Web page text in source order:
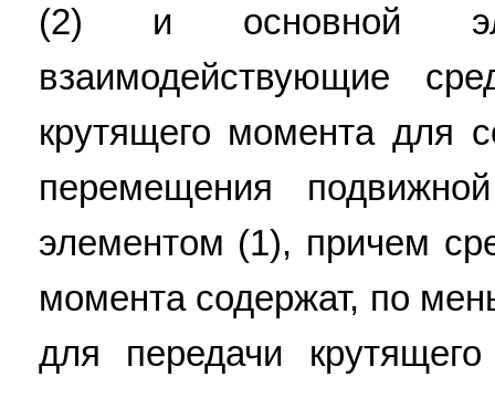
(2) и основной
взаимодействующие
крутящего момента для
перемещения
элементом (1), причем
момента содержат, по
для передачи